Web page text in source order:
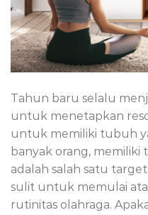
Tahun baru selalu
untuk menetapkan
untuk memiliki tubuh
banyak orang,
adalah salah satu
sulit untuk memulai
rutinitas olahraga.